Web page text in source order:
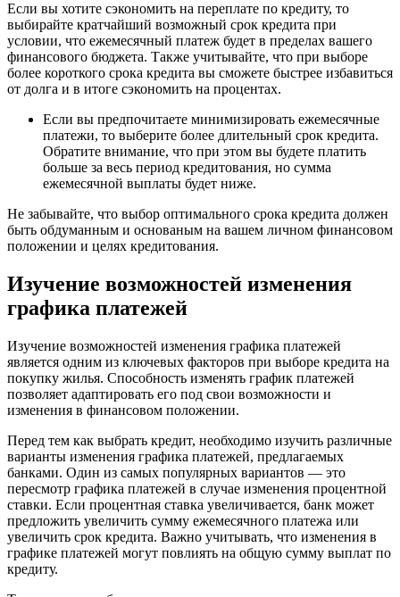
Если вы хотите сэкономить на переплате по кредиту, то
выбирайте кратчайший возможный срок кредита при
условии, что ежемесячный платеж будет в пределах вашего
финансового бюджета. Также учитывайте, что при выборе
более короткого срока кредита вы сможете быстрее избавиться
от долга и в итоге сэкономить на процентах.
Если вы предпочитаете минимизировать ежемесячные
платежи, то выберите более длительный срок кредита.
Обратите внимание, что при этом вы будете платить
больше за весь период кредитования, но сумма
ежемесячной выплаты будет ниже.
Не забывайте, что выбор оптимального срока кредита должен
быть обдуманным и основаным на вашем личном финансовом
положении и целях кредитования.
Изучение возможностей изменения
графика платежей
Изучение возможностей изменения графика платежей
является одним из ключевых факторов при выборе кредита на
покупку жилья. Способность изменять график платежей
позволяет адаптировать его под свои возможности и
изменения в финансовом положении.
Перед тем как выбрать кредит, необходимо изучить различные
варианты изменения графика платежей, предлагаемых
банками. Один из самых популярных вариантов — это
пересмотр графика платежей в случае изменения процентной
ставки. Если процентная ставка увеличивается, банк может
предложить увеличить сумму ежемесячного платежа или
увеличить срок кредита. Важно учитывать, что изменения в
графике платежей могут повлиять на общую сумму выплат по
кредиту.